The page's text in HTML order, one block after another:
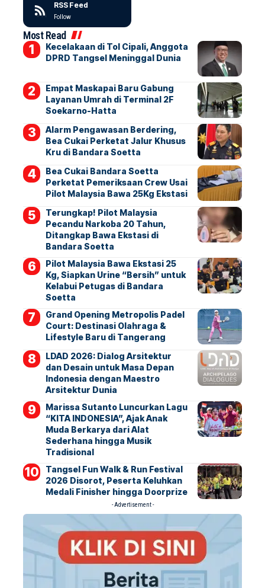
RSS Feed
Follow
Most Read
Kecelakaan di Tol Cipali, Anggota
DPRD Tangsel Meninggal Dunia
Empat Maskapai Baru Gabung
Layanan Umrah di Terminal 2F
Soekarno-Hatta
Alarm Pengawasan Berdering,
Bea Cukai Perketat Jalur Khusus
Kru di Bandara Soetta
Bea Cukai Bandara Soetta
Perketat Pemeriksaan Crew Usai
Pilot Malaysia Bawa 25Kg Ekstasi
Terungkap! Pilot Malaysia
Pecandu Narkoba 20 Tahun,
Ditangkap Bawa Ekstasi di
Bandara Soetta
Pilot Malaysia Bawa Ekstasi 25
Kg, Siapkan Urine “Bersih” untuk
Kelabui Petugas di Bandara
Soetta
Grand Opening Metropolis Padel
Court: Destinasi Olahraga &
Lifestyle Baru di Tangerang
LDAD 2026: Dialog Arsitektur
dan Desain untuk Masa Depan
Indonesia dengan Maestro
Arsitektur Dunia
Marissa Sutanto Luncurkan Lagu
“KITA INDONESIA”, Ajak Anak
Muda Berkarya dari Alat
Sederhana hingga Musik
Tradisional
Tangsel Fun Walk & Run Festival
2026 Disorot, Peserta Keluhkan
Medali Finisher hingga Doorprize
- Advertisement -